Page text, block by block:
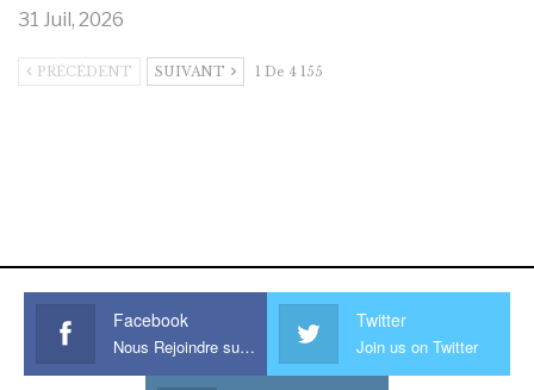
31 Juil, 2026
PRÉCÉDENT SUIVANT 1 De 4 155
Facebook
Nous Rejoindre sur Facebook
Twitter
Join us on Twitter